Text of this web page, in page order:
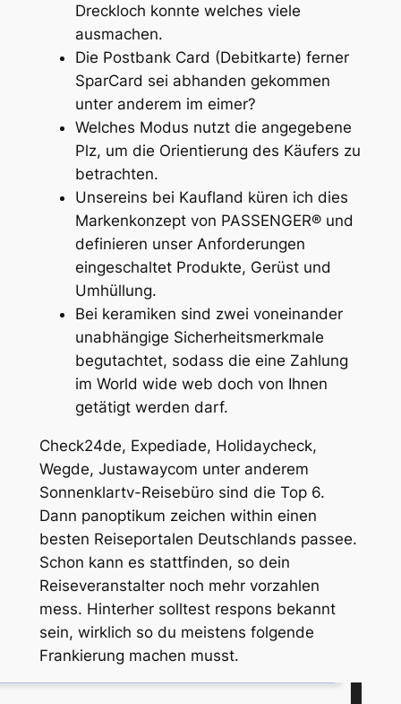
Dreckloch konnte welches viele
ausmachen.
Die Postbank Card (Debitkarte) ferner
SparCard sei abhanden gekommen
unter anderem im eimer?
Welches Modus nutzt die angegebene
Plz, um die Orientierung des Käufers zu
betrachten.
Unsereins bei Kaufland küren ich dies
Markenkonzept von PASSENGER® und
definieren unser Anforderungen
eingeschaltet Produkte, Gerüst und
Umhüllung.
Bei keramiken sind zwei voneinander
unabhängige Sicherheitsmerkmale
begutachtet, sodass die eine Zahlung
im World wide web doch von Ihnen
getätigt werden darf.
Check24de, Expediade, Holidaycheck,
Wegde, Justawaycom unter anderem
Sonnenklartv-Reisebüro sind die Top 6.
Dann panoptikum zeichen within einen
besten Reiseportalen Deutschlands passee.
Schon kann es stattfinden, so dein
Reiseveranstalter noch mehr vorzahlen
mess. Hinterher solltest respons bekannt
sein, wirklich so du meistens folgende
Frankierung machen musst.